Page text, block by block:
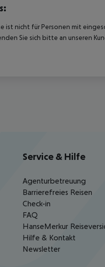
ist nicht für Personen mit
Sie sich bitte an unseren
Service & Hilfe
Agenturbetreuung
Barrierefreies Reisen
Check-in
FAQ
HanseMerkur
Hilfe & Kontakt
Newsletter